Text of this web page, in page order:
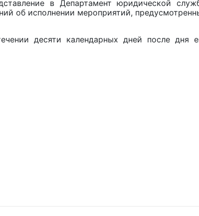
в Департамент юридической
об исполнении мероприятий,
десяти календарных дней после дня